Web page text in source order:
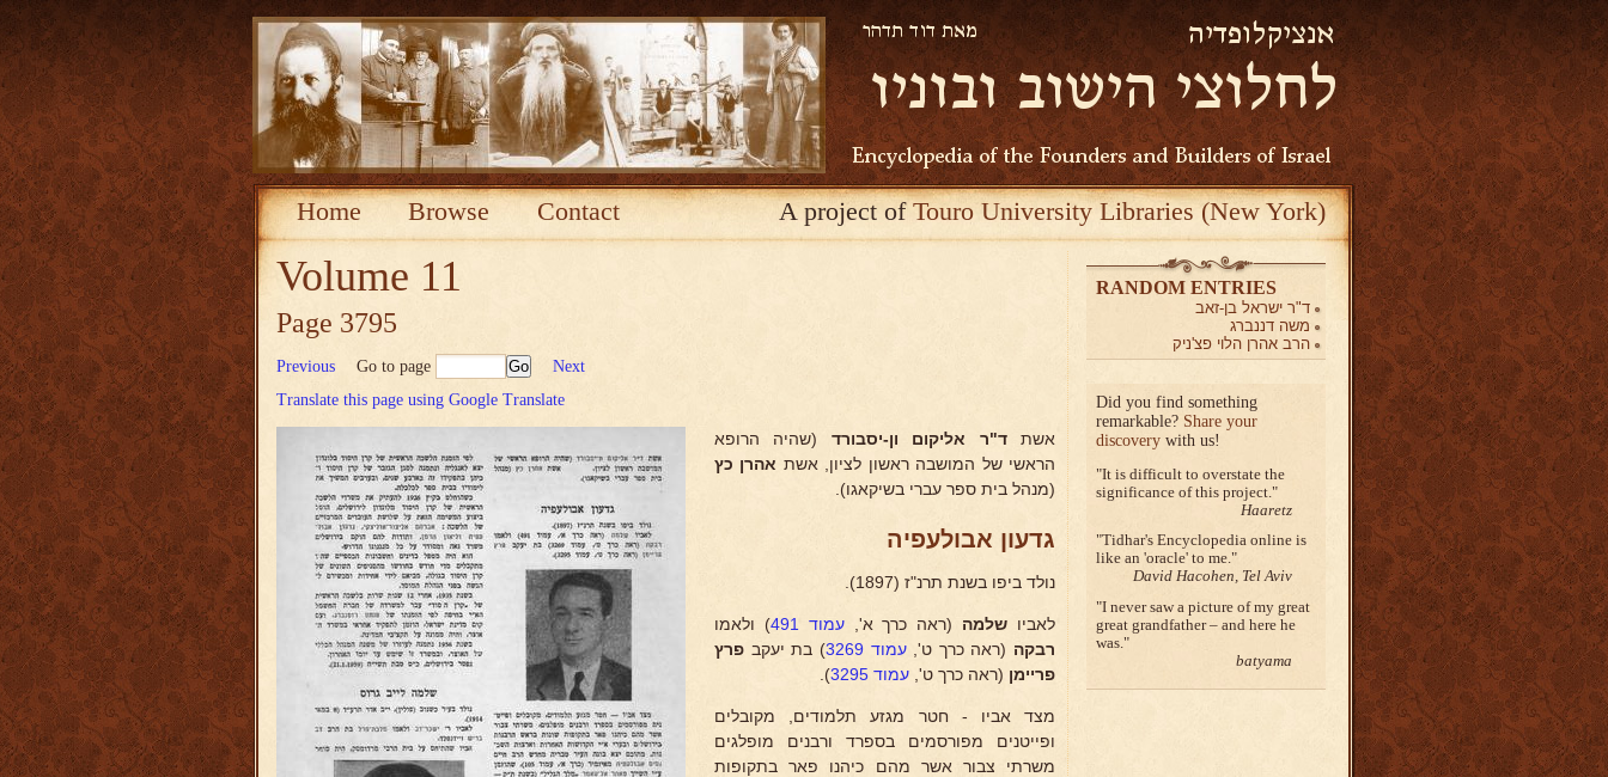
Home Browse Contact A project ofTouro University Libraries (New York)
Volume 11
Page 3795
Previous Go to page
Next
Translate this page using Google Translate
אשתד"ר אליקום ון-יסבורד (שהיה הרופא
הראשי של המושבה ראשון לציון, אשת אהרן כץ
(מנהל בית ספר עברי בשיקאגו).
גדעון אבולעפיה
נולד ביפו בשנת תרנ"ז (1897).
לאביו שלמה (ראה כרך א',עמוד 491
) ולאמו
רבקה (ראה כרך ט',עמוד 3269 ) בת יעקב פרץ
פריימן (ראה כרך ט', עמוד 3295 ).
מצד אביו - חטר מגזע תלמודים, מקובלים
ופייטנים מפורסמים בספרד ורבנים מופלגים
משרתי צבור אשר מהם כיהנו פאר בתקופות
RANDOM ENTRIES
ד"ר ישראל בן-זאב
משה דננברג
הרב אהרן הלוי פצ'ניק
Did you find something
remarkable? Share your
discovery with us!
It is difficult to overstate the
significance of this project.
Haaretz
Tidhar's Encyclopedia online is
like an 'oracle' to me.
David Hacohen, Tel Aviv
I never saw a picture of my great
great grandfather – and here he
was.
batyama